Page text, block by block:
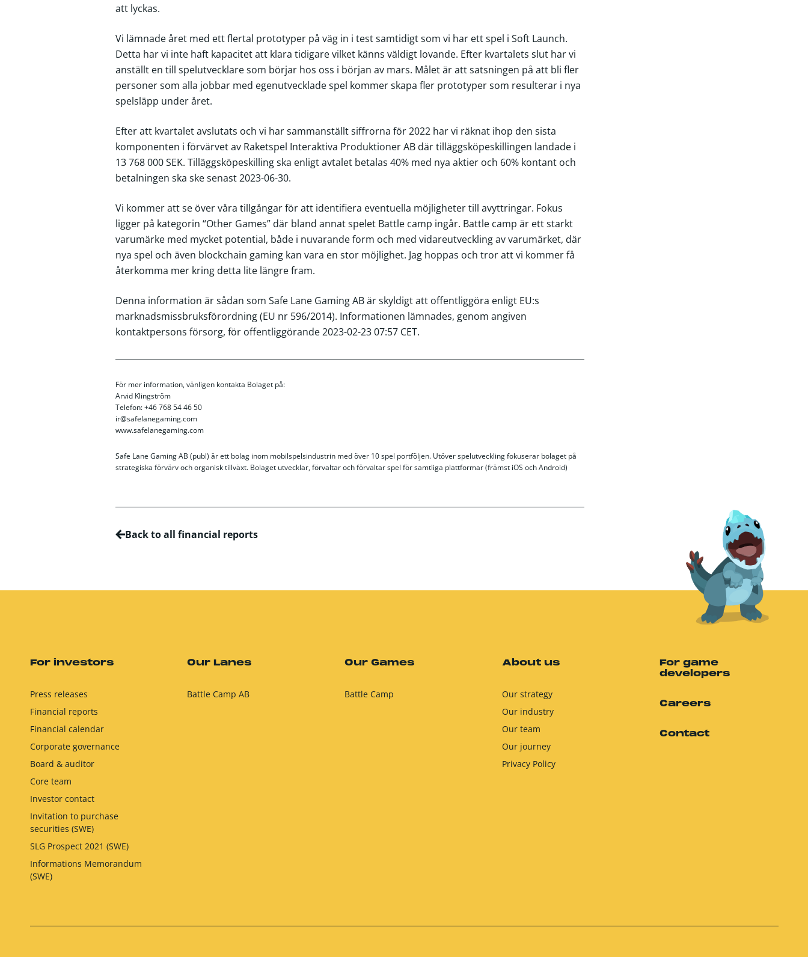
att lyckas.
Vi lämnade året med ett flertal prototyper på väg in i test samtidigt som vi har ett spel i Soft Launch.
Detta har vi inte haft kapacitet att klara tidigare vilket känns väldigt lovande. Efter kvartalets slut har vi
anställt en till spelutvecklare som börjar hos oss i början av mars. Målet är att satsningen på att bli fler
personer som alla jobbar med egenutvecklade spel kommer skapa fler prototyper som resulterar i nya
spelsläpp under året.
Efter att kvartalet avslutats och vi har sammanställt siffrorna för 2022 har vi räknat ihop den sista
komponenten i förvärvet av Raketspel Interaktiva Produktioner AB där tilläggsköpeskillingen landade i
13 768 000 SEK. Tilläggsköpeskilling ska enligt avtalet betalas 40% med nya aktier och 60% kontant och
betalningen ska ske senast 2023-06-30.
Vi kommer att se över våra tillgångar för att identifiera eventuella möjligheter till avyttringar. Fokus
ligger på kategorin “Other Games” där bland annat spelet Battle camp ingår. Battle camp är ett starkt
varumärke med mycket potential, både i nuvarande form och med vidareutveckling av varumärket, där
nya spel och även blockchain gaming kan vara en stor möjlighet. Jag hoppas och tror att vi kommer få
återkomma mer kring detta lite längre fram.
Denna information är sådan som Safe Lane Gaming AB är skyldigt att offentliggöra enligt EU:s
marknadsmissbruksförordning (EU nr 596/2014). Informationen lämnades, genom angiven
kontaktpersons försorg, för offentliggörande 2023-02-23 07:57 CET.
För mer information, vänligen kontakta Bolaget på:
Arvid Klingström
Telefon: +46 768 54 46 50
ir@safelanegaming.com
www.safelanegaming.com
Safe Lane Gaming AB (publ) är ett bolag inom mobilspelsindustrin med över 10 spel portföljen. Utöver spelutveckling fokuserar bolaget på
strategiska förvärv och organisk tillväxt. Bolaget utvecklar, förvaltar och förvaltar spel för samtliga plattformar (främst iOS och Android)
Back to all financial reports
For investors
Press releases
Financial reports
Financial calendar
Corporate governance
Board & auditor
Core team
Investor contact
Invitation to purchase
securities (SWE)
SLG Prospect 2021 (SWE)
Informations Memorandum
(SWE)
Our Lanes
Battle Camp AB
Our Games
Battle Camp
About us
Our strategy
Our industry
Our team
Our journey
Privacy Policy
For game
developers
Careers
Contact